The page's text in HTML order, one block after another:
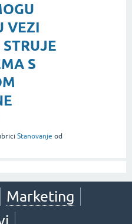
VEZI
S
Stanovanje od
Marketing